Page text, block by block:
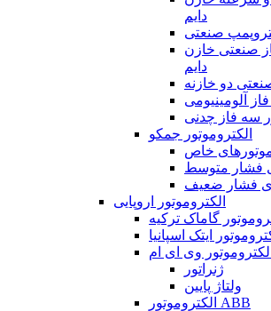
دایم
صنعتی
صنعتی خازن
دایم
دو خازنه
آلومینیومی
سه فاز چدنی
الکتروموتور جمکو
خاص
الکتروموتور اروپایی
گاماک ترکیه
ایتک اسپانیا
ژنراتور
ولتاژ پایین
الکتروموتور ABB